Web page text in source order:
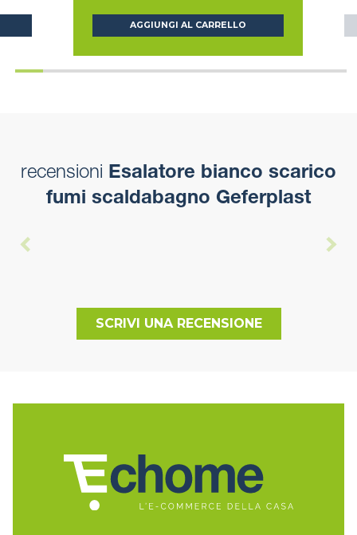
AGGIUNGI AL CARRELLO
recensioni Esalatore bianco scarico
fumi scaldabagno Geferplast
SCRIVI UNA RECENSIONE